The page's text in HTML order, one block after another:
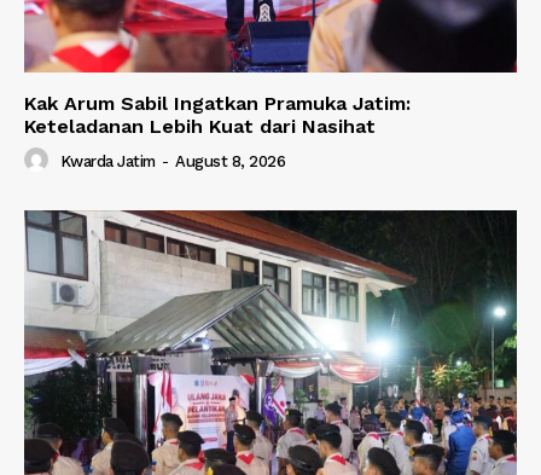
Kak Arum Sabil Ingatkan Pramuka Jatim:
Keteladanan Lebih Kuat dari Nasihat
Kwarda Jatim - August 8, 2026